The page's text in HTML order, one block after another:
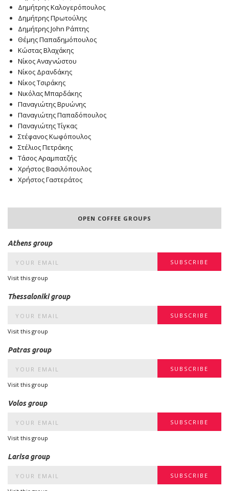
Δημήτρης Καλογερόπουλος
Δημήτρης Πρωτούλης
Δημήτρης John Ράπτης
Θέμης Παπαδημόπουλος
Κώστας Βλαχάκης
Νίκος Αναγνώστου
Νίκος Δρανδάκης
Νίκος Τσιράκης
Νικόλας Μπαρδάκης
Παναγιώτης Βρυώνης
Παναγιώτης Παπαδόπουλος
Παναγιώτης Τίγκας
Στέφανος Κωφόπουλος
Στέλιος Πετράκης
Τάσος Αραμπατζής
Χρήστος Βασιλόπουλος
Χρήστος Γαστεράτος
OPEN COFFEE GROUPS
Athens group
Visit this group
Thessaloniki group
Visit this group
Patras group
Visit this group
Volos group
Visit this group
Larisa group